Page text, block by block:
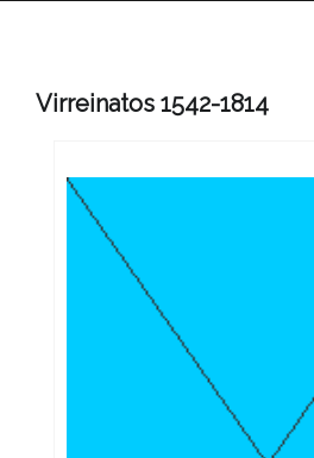
Virreinatos 1542-1814